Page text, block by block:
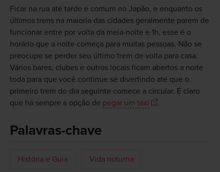
Ficar na rua até tarde é comum no Japão, e enquanto os
últimos trens na maioria das cidades geralmente parem de
funcionar entre por volta da meia-noite e 1h, esse é o
horário que a noite começa para muitas pessoas. Não se
preocupe se perder seu último trem de volta para casa.
Vários bares, clubes e outros locais ficam abertos a noite
toda para que você continue se divertindo até que o
primeiro trem do dia seguinte comece a circular. É claro
que há sempre a opção de pegar um táxi .
Palavras-chave
História e Guia Vida noturna